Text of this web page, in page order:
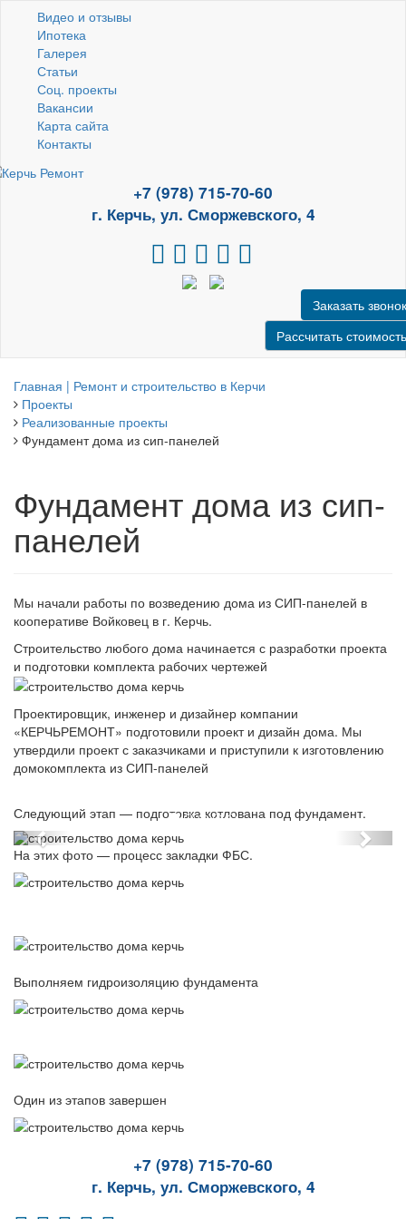
Видео и отзывы
Ипотека
Галерея
Статьи
Соц. проекты
Вакансии
Карта сайта
Контакты
+7 (978) 715-70-60
г. Керчь, ул. Сморжевского, 4
Заказать звонок
Рассчитать стоимость
Главная | Ремонт и строительство в Керчи
Проекты
Реализованные проекты
Фундамент дома из сип-панелей
Фундамент дома из сип-
панелей
Мы начали работы по возведению дома из СИП-панелей в
кооперативе Войковец в г. Керчь.
Строительство любого дома начинается с разработки проекта
и подготовки комплекта рабочих чертежей
Проектировщик, инженер и дизайнер компании
«КЕРЧЬРЕМОНТ» подготовили проект и дизайн дома. Мы
утвердили проект с заказчиками и приступили к изготовлению
домокомплекта из СИП-панелей
Следующий этап — подготовка котлована под фундамент.
На этих фото — процесс закладки ФБС.
Выполняем гидроизоляцию фундамента
Один из этапов завершен
+7 (978) 715-70-60
г. Керчь, ул. Сморжевского, 4